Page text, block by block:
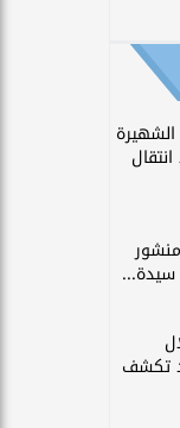
سيدة...
تكشف